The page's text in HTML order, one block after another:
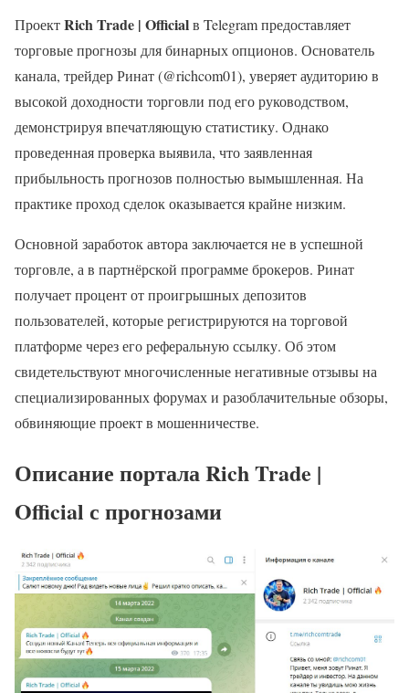
ПроектRich Trade | Officialв Telegram предоставляет
торговые прогнозы для бинарных опционов. Основатель
канала, трейдер Ринат (@richcom01), уверяет аудиторию в
высокой доходности торговли под его руководством,
демонстрируя впечатляющую статистику. Однако
проведенная проверка выявила, что заявленная
прибыльность прогнозов полностью вымышленная. На
практике проход сделок оказывается крайне низким.
Основной заработок автора заключается не в успешной
торговле, а в партнёрской программе брокеров. Ринат
получает процент от проигрышных депозитов
пользователей, которые регистрируются на торговой
платформе через его реферальную ссылку. Об этом
свидетельствуют многочисленные негативные отзывы на
специализированных форумах и разоблачительные обзоры,
обвиняющие проект в мошенничестве.
Описание портала Rich Trade |
Official с прогнозами